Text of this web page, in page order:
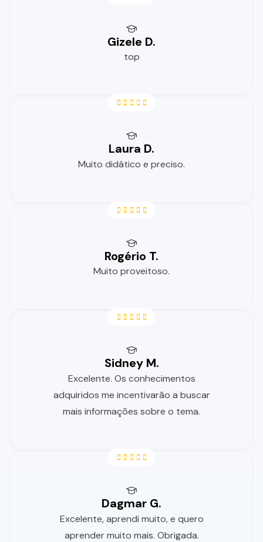
Gizele D.
top
Laura D.
Muito didático e preciso.
Rogério T.
Muito proveitoso.
Sidney M.
Excelente. Os conhecimentos
adquiridos me incentivarão a buscar
mais informações sobre o tema.
Dagmar G.
Excelente, aprendi muito, e quero
aprender muito mais. Obrigada.